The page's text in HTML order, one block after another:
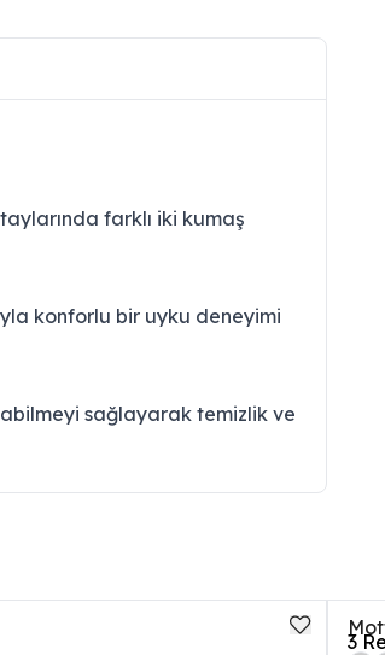
farklı iki kumaş
konforlu bir uyku deneyimi
sağlayarak temizlik ve
3